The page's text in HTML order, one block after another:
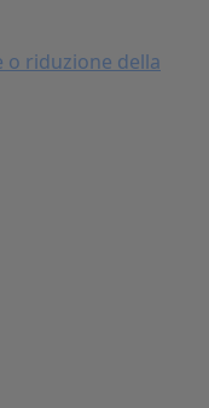
o riduzione della